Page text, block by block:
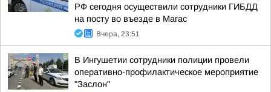
РФ сегодня осуществили сотрудники ГИБДД
на посту во въезде в Магас
Вчера, 23:51
В Ингушетии сотрудники полиции провели
оперативно-профилактическое мероприятие
"Заслон"